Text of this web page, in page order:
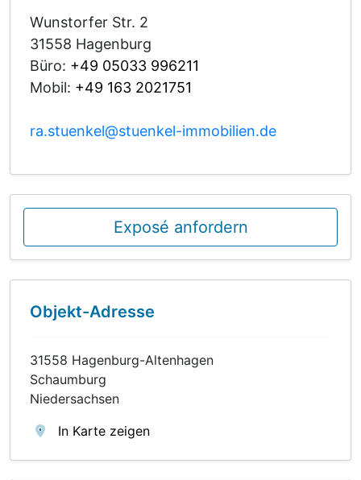
Wunstorfer Str. 2
31558 Hagenburg
Büro: +49 05033 996211
Mobil: +49 163 2021751
ra.stuenkel@stuenkel-immobilien.de
Exposé anfordern
Objekt-Adresse
31558 Hagenburg-Altenhagen
Schaumburg
Niedersachsen
In Karte zeigen